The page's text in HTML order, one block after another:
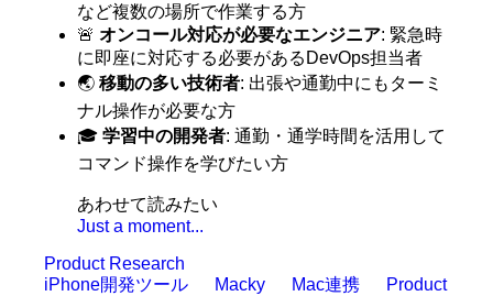
など複数の場所で作業する方
🚨オンコール対応が必要なエンジニア: 緊急時
に即座に対応する必要があるDevOps担当者
🌏移動の多い技術者: 出張や通勤中にもターミ
ナル操作が必要な方
🎓学習中の開発者: 通勤・通学時間を活用して
コマンド操作を学びたい方
あわせて読みたい
Just a moment...
Product Research
iPhone開発ツール
Macky Mac連携
Product